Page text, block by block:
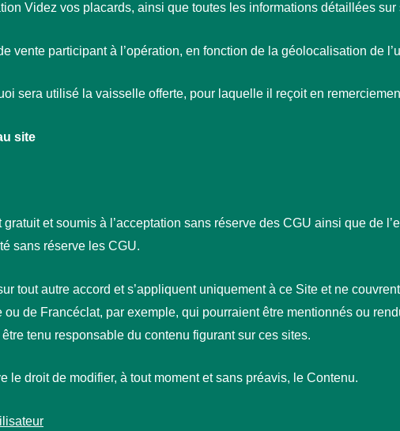
Videz vos placards, ainsi que toutes les informations détaillées
vente participant à l’opération, en fonction de la géolocalisation de
sera utilisé la vaisselle offerte, pour laquelle il reçoit en
site
gratuit et soumis à l’acceptation sans réserve des CGU ainsi que de
sans réserve les CGU.
tout autre accord et s’appliquent uniquement à ce Site et ne
ou de Francéclat, par exemple, qui pourraient être mentionnés ou
tenu responsable du contenu figurant sur ces sites.
le droit de modifier, à tout moment et sans préavis, le Contenu.